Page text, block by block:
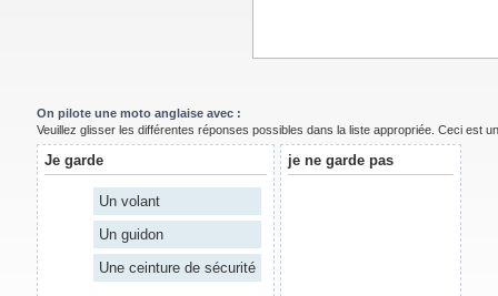
On pilote une moto anglaise avec :
Veuillez glisser les différentes réponses possibles dans la liste appropriée. Ceci est
Je garde
Un volant
Un guidon
Une ceinture de sécurité
je ne garde pas